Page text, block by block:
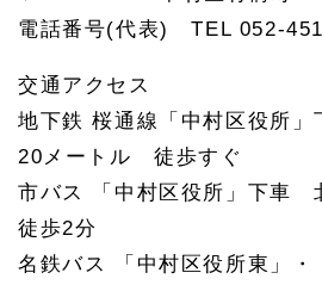
電話番号(代表) TEL 052-
交通アクセス
地下鉄 桜通線「中村区役所
20メートル 徒歩すぐ
市バス 「中村区役所」下車
徒歩2分
名鉄バス 「中村区役所東」・